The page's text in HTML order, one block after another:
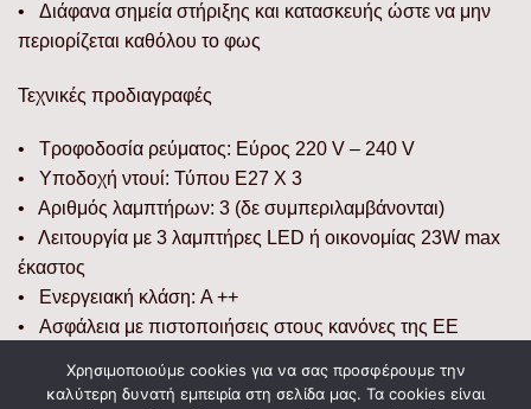
• Διάφανα σημεία στήριξης και κατασκευής ώστε να μην
περιορίζεται καθόλου το φως
Τεχνικές προδιαγραφές
• Τροφοδοσία ρεύματος: Εύρος 220 V – 240 V
• Υποδοχή ντουί: Τύπου E27 Χ 3
• Αριθμός λαμπτήρων: 3 (δε συμπεριλαμβάνονται)
• Λειτουργία με 3 λαμπτήρες LED ή οικονομίας 23W max
έκαστος
• Ενεργειακή κλάση: A ++
• Ασφάλεια με πιστοποιήσεις στους κανόνες της ΕΕ
Διαστάσεις
Χρησιμοποιούμε cookies για να σας προσφέρουμε την
καλύτερη δυνατή εμπειρία στη σελίδα μας. Τα cookies είναι